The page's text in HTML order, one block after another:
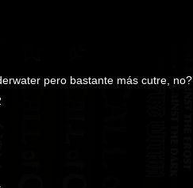
pero bastante más cutre, no?